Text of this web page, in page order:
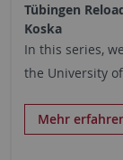
Tübingen
Koska
In this series,
the University
Mehr